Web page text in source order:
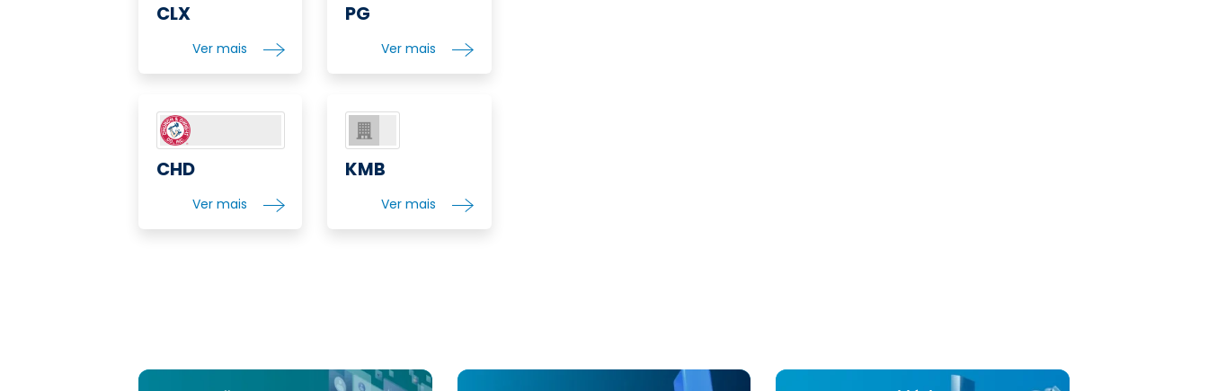
CLX
Ver mais
PG
Ver mais
CHD
Ver mais
KMB
Ver mais